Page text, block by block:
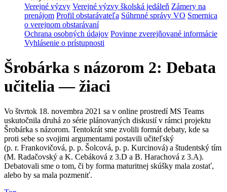
Verejné výzvy Verejné výzvy školská jedáleň Zámery na
prenájom Profil obstarávateľa Súhrnné správy VO Smernica
o verejnom obstarávaní
Ochrana osobných údajov Povinne zverejňované informácie
Vyhlásenie o prístupnosti
Šrobárka s názorom 2: Debata
učitelia — žiaci
Vo štvrtok 18. novembra 2021 sa v online prostredí MS Teams
uskutočnila druhá zo série plánovaných diskusií v rámci projektu
Šrobárka s názorom. Tentokrát sme zvolili formát debaty, kde sa
proti sebe so svojimi argumentami postavili učiteľský
(p. r. Frankovičová, p. p. Šolcová, p. p. Kurcinová) a študentský tím
(M. Radačovský a K. Cebáková z 3.D a B. Harachová z 3.A).
Debatovali sme o tom, či by forma maturitnej skúšky mala zostať,
alebo by sa mala pozmeniť.